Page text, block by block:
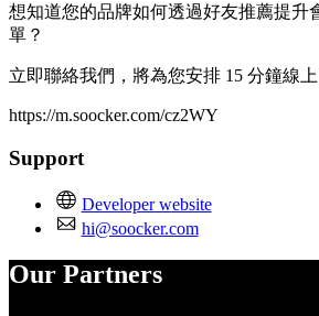
想知道您的品牌如何透過好友推薦提升
單？
立即聯絡我們，將為您安排 15 分鐘線上
https://m.soocker.com/cz2WY
Support
Developer website
hi@soocker.com
Our Partners